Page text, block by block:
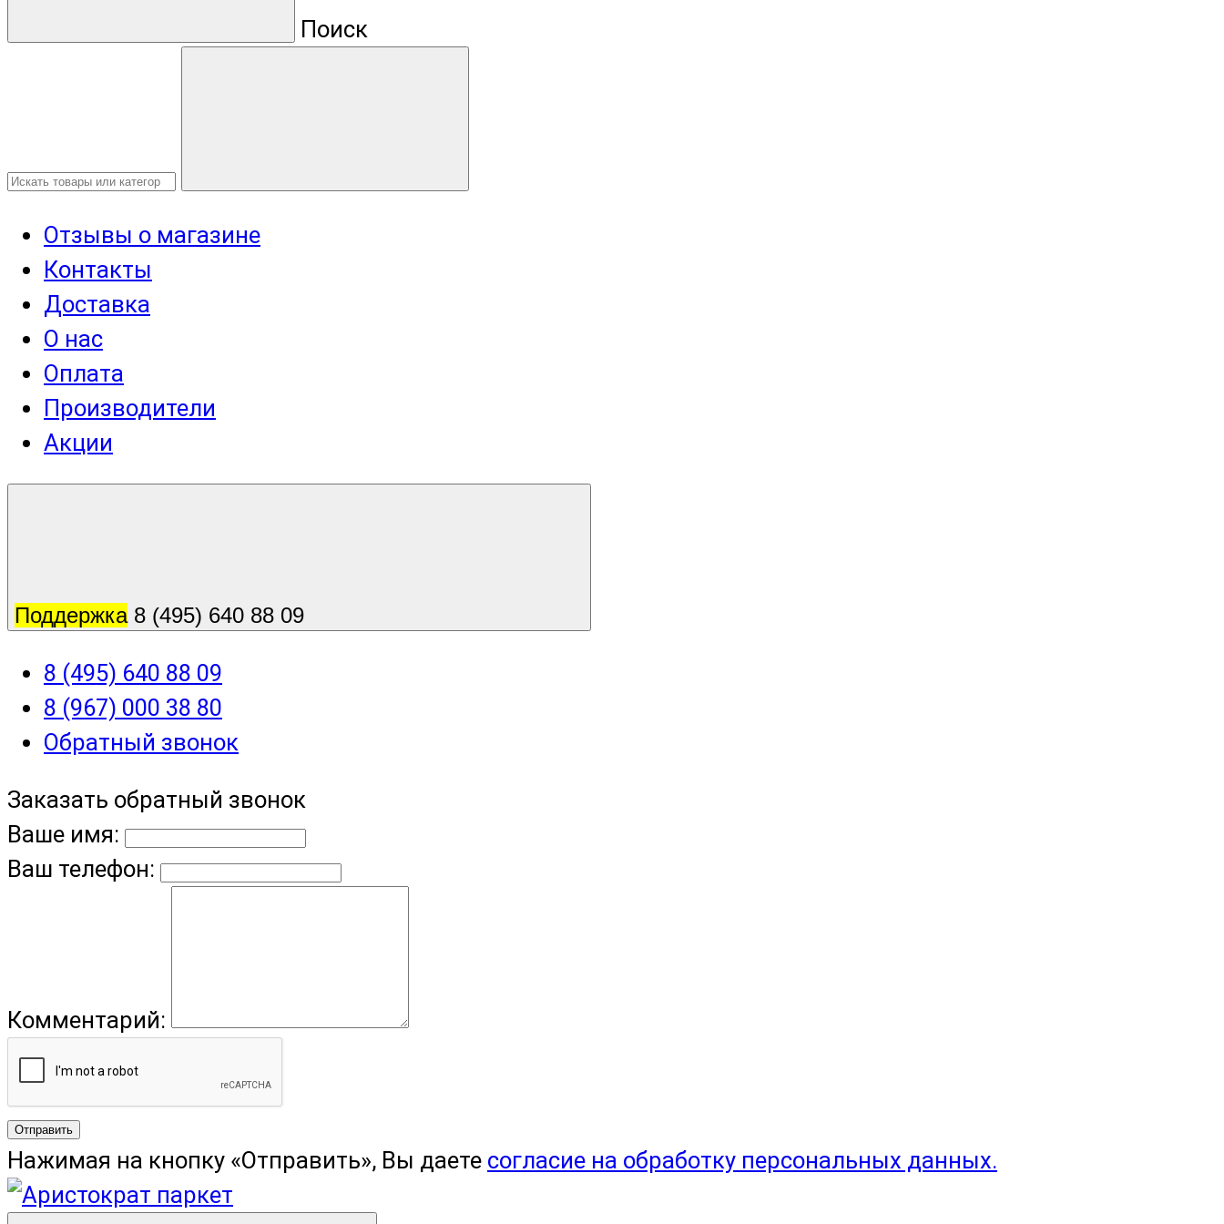
Поиск
Отзывы о магазине
Контакты
Доставка
О нас
Оплата
Производители
Акции
Поддержка8 (495) 640 88 09
8 (495) 640 88 09
8 (967) 000 38 80
Обратный звонок
Заказать обратный звонок
Ваше имя:
Ваш телефон:
Комментарий:
Отправить
Нажимая на кнопку «Отправить», Вы даете согласие на обработку персональных данных.